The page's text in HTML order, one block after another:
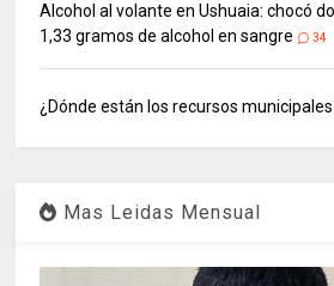
Alcohol al volante en Ushuaia: chocó
1,33 gramos de alcohol en sangre
34
¿Dónde están los recursos
Mas Leidas Mensual